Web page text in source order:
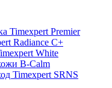
Timexpert Premier
Radiance C+
White
B-Calm
Timexpert SRNS